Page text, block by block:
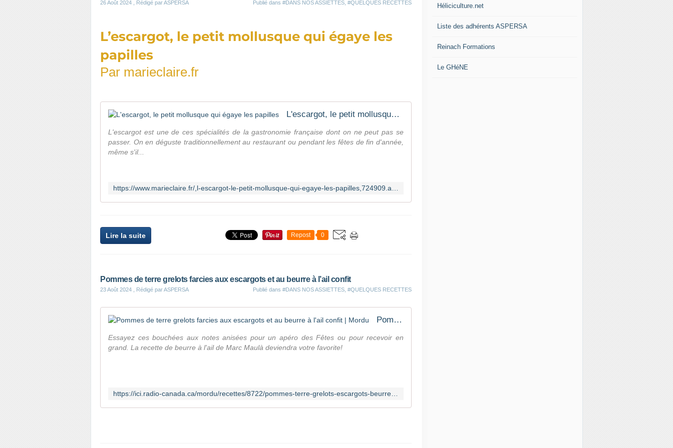
l
E
e
e
26 Août 2024 , Rédigé par ASPERSA Publié dans #DANS NOS ASSIETTES #QUELQUES RECETTES
L’escargot, le petit mollusque qui égaye les
papilles
Par marieclaire.fr
L'escargot, le petit mollusque qui égaye les papilles
L'escargot est une de ces spécialités de la gastronomie française dont on ne peut pas se
passer. On en déguste traditionnellement au restaurant ou pendant les fêtes de fin d'année,
même s'il...
Lire la suite Repost 0
Pommes de terre grelots farcies aux escargots et au beurre à l’ail confit
23 Août 2024 , Rédigé par ASPERSA Publié dans #DANS NOS ASSIETTES #QUELQUES RECETTES
Pommes de terre grelots farcies aux escargots et au beurre à l'ail confit | Mordu
Essayez ces bouchées aux notes anisées pour un apéro des Fêtes ou pour recevoir en
grand. La recette de beurre à l'ail de Marc Maulà deviendra votre favorite!
Héliciculture.net
Liste des adhérents ASPERSA
Reinach Formations
Le GHéNE